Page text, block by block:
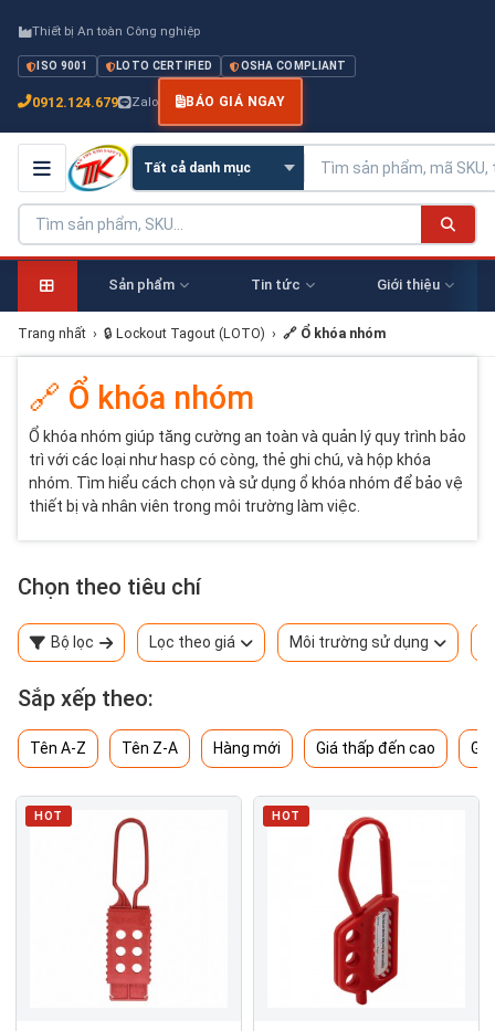
Thiết bị An toàn Công nghiệp
ISO 9001 LOTO CERTIFIED OSHA COMPLIANT
0912.124.679 Zalo BÁO GIÁ NGAY
Sản phẩm Tin tức Giới thiệu
Trang nhất › 🔒 Lockout Tagout (LOTO) › 🔗 Ổ khóa nhóm
🔗 Ổ khóa nhóm
Ổ khóa nhóm giúp tăng cường an toàn và quản lý quy trình bảo
trì với các loại như hasp có còng, thẻ ghi chú, và hộp khóa
nhóm. Tìm hiểu cách chọn và sử dụng ổ khóa nhóm để bảo vệ
thiết bị và nhân viên trong môi trường làm việc.
Chọn theo tiêu chí
Bộ lọc Lọc theo giá Môi trường sử dụng
Sắp xếp theo:
Tên A-Z Tên Z-A Hàng mới Giá thấp đến cao
HOT HOT